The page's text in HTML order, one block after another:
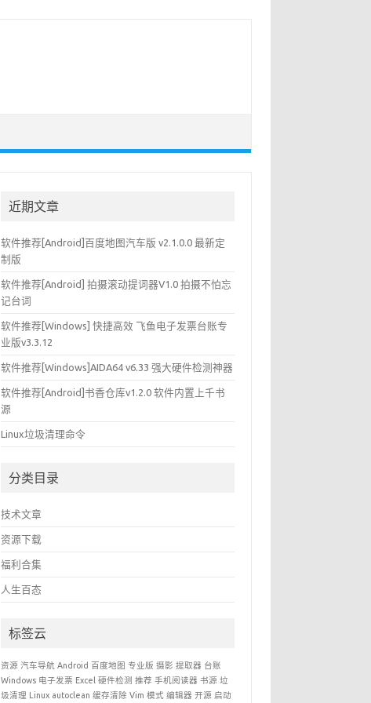
近期文章
软件推荐[Android]百度地图汽车版 v2.1.0.0 最新定
制版
软件推荐[Android] 拍摄滚动提词器V1.0 拍摄不怕忘
记台词
软件推荐[Windows] 快捷高效 飞鱼电子发票台账专
业版v3.3.12
软件推荐[Windows]AIDA64 v6.33 强大硬件检测神器
软件推荐[Android]书香仓库v1.2.0 软件内置上千书
源
Linux垃圾清理命令
分类目录
技术文章
资源下载
福利合集
人生百态
标签云
资源 汽车导航 Android 百度地图 专业版 摄影 提取器 台账
Windows 电子发票 Excel 硬件检测 推荐 手机阅读器 书源 垃
圾清理 Linux autoclean 缓存清除 Vim 模式 编辑器 开源 启动